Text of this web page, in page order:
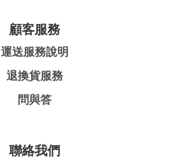
顧客服務
運送服務說明
退換貨服務
問與答
聯絡我們